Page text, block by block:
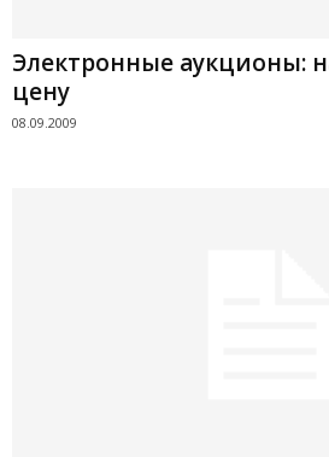
Электронные аукционы:
цену
08.09.2009